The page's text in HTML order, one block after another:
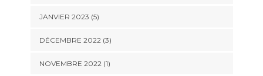
JANVIER 2023 (5)
DÉCEMBRE 2022 (3)
NOVEMBRE 2022 (1)